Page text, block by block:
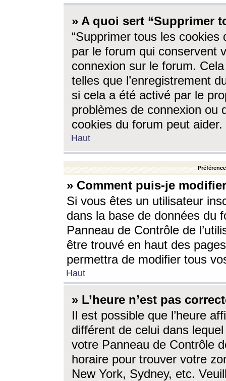
» A quoi sert “Supprimer
“Supprimer tous les cookies
par le forum qui conservent
connexion sur le forum.
telles que l’enregistrement
si cela a été activé par le
problèmes de connexion ou
cookies du forum peut aider.
Haut
» Comment puis-je
Si vous êtes un utilisateur
dans la base de données du
Panneau de Contrôle de
être trouvé en haut des
permettra de modifier tous
Haut
» L’heure n’est pas
Il est possible que l’heure
différent de celui dans
votre Panneau de Contrôle
horaire pour trouver votre
New York, Sydney, etc.